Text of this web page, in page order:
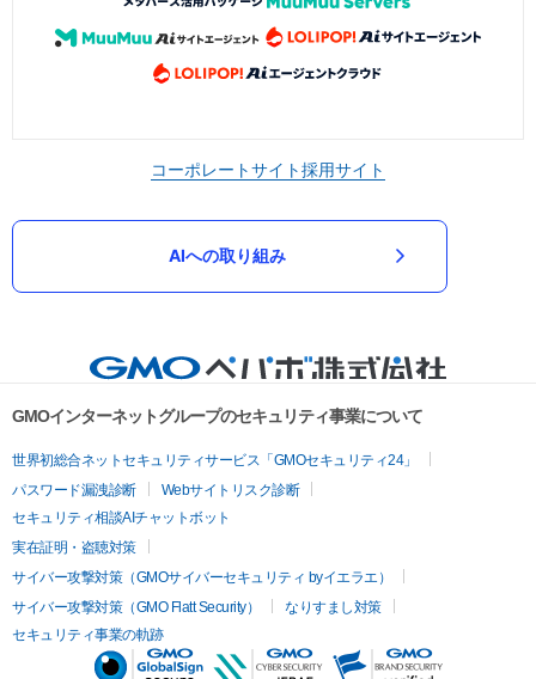
コーポレートサイト採用サイト
AIへの取り組み
GMOインターネットグループのセキュリティ事業について
世界初総合ネットセキュリティサービス「GMOセキュリティ24」
パスワード漏洩診断
Webサイトリスク診断
セキュリティ相談AIチャットボット
実在証明・盗聴対策
サイバー攻撃対策（GMOサイバーセキュリティ byイエラエ）
サイバー攻撃対策（GMO Flatt Security）
なりすまし対策
セキュリティ事業の軌跡